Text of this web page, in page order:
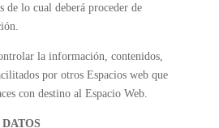
de lo cual deberá proceder de
la información, contenidos,
por otros Espacios web que
con destino al Espacio Web.